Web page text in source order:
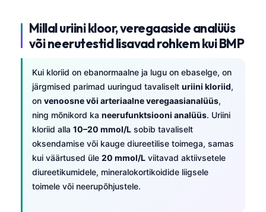
Millal uriini kloor, veregaaside analüüs
või neerutestid lisavad rohkem kui BMP
Kui kloriid on ebanormaalne ja lugu on ebaselge, on
järgmised parimad uuringud tavaliselt uriini kloriid,
on venoosne või arteriaalne veregaasianalüüs,
ning mõnikord ka neerufunktsiooni analüüs. Uriini
kloriid alla 10–20 mmol/L sobib tavaliselt
oksendamise või kauge diureetilise toimega, samas
kui väärtused üle 20 mmol/L viitavad aktiivsetele
diureetikumidele, mineralokortikoidide liigsele
toimele või neerupõhjustele.
Ελληνικά
Türkçe
Română
简体中文
فارسی
Български
Dansk
Nederlands
हिन्दी